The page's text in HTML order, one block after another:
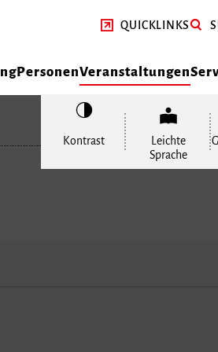
QUICKLINKS
PersonenVeranstaltungen
Kontrast
Leichte
Sprache